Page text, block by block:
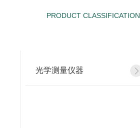
PRODUCT CLASSIFICATION
光学测量仪器